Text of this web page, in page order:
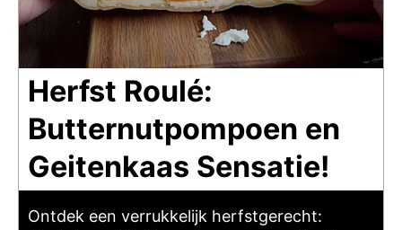
Herfst Roulé:
Butternutpompoen en
Geitenkaas Sensatie!
Ontdek een verrukkelijk herfstgerecht: